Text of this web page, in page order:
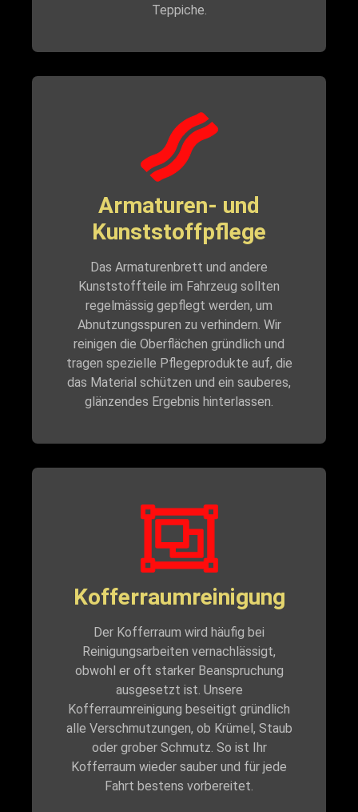
Teppiche.
Armaturen- und
Kunststoffpflege
Das Armaturenbrett und andere
Kunststoffteile im Fahrzeug sollten
regelmässig gepflegt werden, um
Abnutzungsspuren zu verhindern. Wir
reinigen die Oberflächen gründlich und
tragen spezielle Pflegeprodukte auf, die
das Material schützen und ein sauberes,
glänzendes Ergebnis hinterlassen.
Kofferraumreinigung
Der Kofferraum wird häufig bei
Reinigungsarbeiten vernachlässigt,
obwohl er oft starker Beanspruchung
ausgesetzt ist. Unsere
Kofferraumreinigung beseitigt gründlich
alle Verschmutzungen, ob Krümel, Staub
oder grober Schmutz. So ist Ihr
Kofferraum wieder sauber und für jede
Fahrt bestens vorbereitet.